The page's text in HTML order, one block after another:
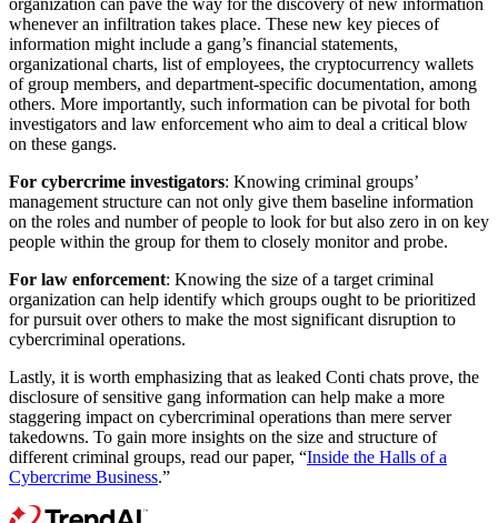
organization can pave the way for the discovery of new information
whenever an infiltration takes place. These new key pieces of
information might include a gang’s financial statements,
organizational charts, list of employees, the cryptocurrency wallets
of group members, and department-specific documentation, among
others. More importantly, such information can be pivotal for both
investigators and law enforcement who aim to deal a critical blow
on these gangs.
For cybercrime investigators: Knowing criminal groups’
management structure can not only give them baseline information
on the roles and number of people to look for but also zero in on key
people within the group for them to closely monitor and probe.
For law enforcement: Knowing the size of a target criminal
organization can help identify which groups ought to be prioritized
for pursuit over others to make the most significant disruption to
cybercriminal operations.
Lastly, it is worth emphasizing that as leaked Conti chats prove, the
disclosure of sensitive gang information can help make a more
staggering impact on cybercriminal operations than mere server
takedowns. To gain more insights on the size and structure of
different criminal groups, read our paper, “Inside the Halls of a
Cybercrime Business.”